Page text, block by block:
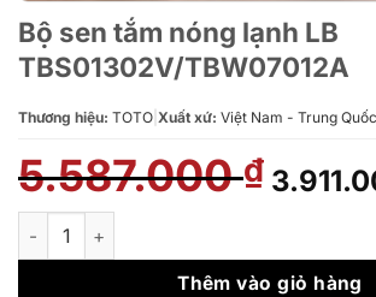
Bộ sen tắm nóng lạnh LB
TBS01302V/TBW07012A
Thương hiệu: TOTO Xuất xứ: Việt Nam - Trung Quốc
5.587.000₫ Giá
gốc
Bộ sen tắm nóng lạnh LB TBS01302V/
Thêm vào giỏ hàng